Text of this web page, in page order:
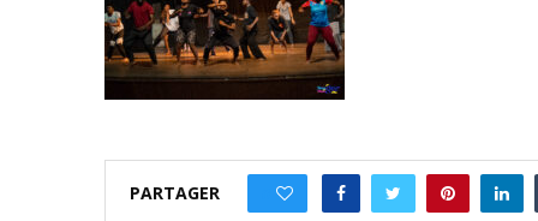
PARTAGER